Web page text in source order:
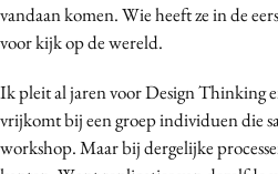
vandaan komen. Wie heeft ze in de
voor kijk op de wereld.
Ik pleit al jaren voor Design Thinking
vrijkomt bij een groep individuen die
workshop. Maar bij dergelijke